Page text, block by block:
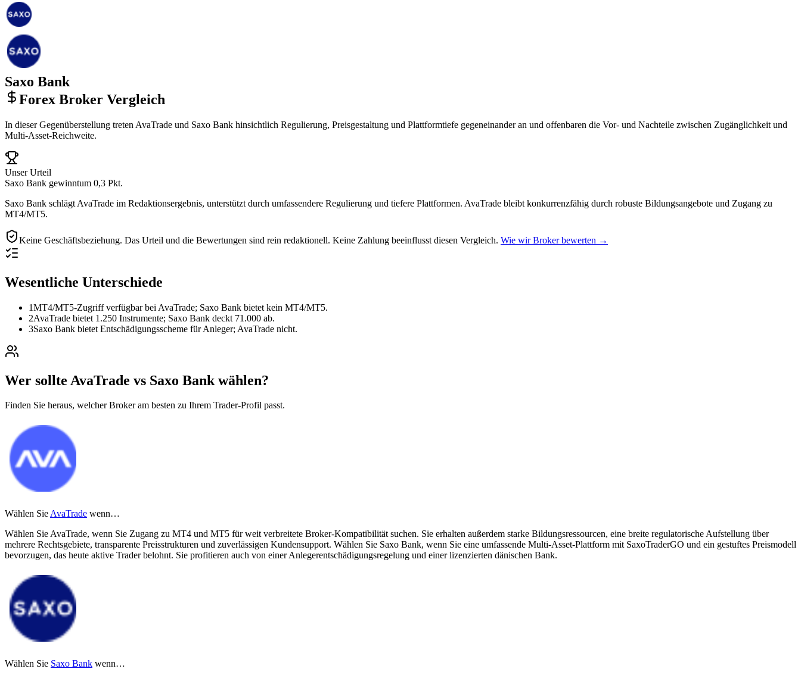
Saxo Bank
Forex Broker Vergleich
In dieser Gegenüberstellung treten AvaTrade und Saxo Bank hinsichtlich Regulierung, Preisgestaltung und Plattformtiefe gegeneinander an und offenbaren die Vor- und Nachteile zwischen Zugänglichkeit und
Multi-Asset-Reichweite.
Unser Urteil
Saxo Bank gewinntum 0,3 Pkt.
Saxo Bank schlägt AvaTrade im Redaktionsergebnis, unterstützt durch umfassendere Regulierung und tiefere Plattformen. AvaTrade bleibt konkurrenzfähig durch robuste Bildungsangebote und Zugang zu
MT4/MT5.
Keine Geschäftsbeziehung. Das Urteil und die Bewertungen sind rein redaktionell. Keine Zahlung beeinflusst diesen Vergleich. Wie wir Broker bewerten →
Wesentliche Unterschiede
1MT4/MT5-Zugriff verfügbar bei AvaTrade; Saxo Bank bietet kein MT4/MT5.
2AvaTrade bietet 1.250 Instrumente; Saxo Bank deckt 71.000 ab.
3Saxo Bank bietet Entschädigungsscheme für Anleger; AvaTrade nicht.
Wer sollte AvaTrade vs Saxo Bank wählen?
Finden Sie heraus, welcher Broker am besten zu Ihrem Trader-Profil passt.
Wählen SieAvaTrade wenn…
Wählen Sie AvaTrade, wenn Sie Zugang zu MT4 und MT5 für weit verbreitete Broker-Kompatibilität suchen. Sie erhalten außerdem starke Bildungsressourcen, eine breite regulatorische Aufstellung über
mehrere Rechtsgebiete, transparente Preisstrukturen und zuverlässigen Kundensupport. Wählen Sie Saxo Bank, wenn Sie eine umfassende Multi-Asset-Plattform mit SaxoTraderGO und ein gestuftes Preismodell
bevorzugen, das heute aktive Trader belohnt. Sie profitieren auch von einer Anlegerentschädigungsregelung und einer lizenzierten dänischen Bank.
Wählen Sie Saxo Bank wenn…